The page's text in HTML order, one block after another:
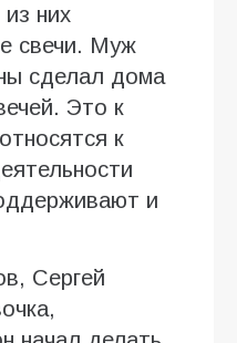
них
свечи. Муж
сделал дома
Это к
к
и
Сергей